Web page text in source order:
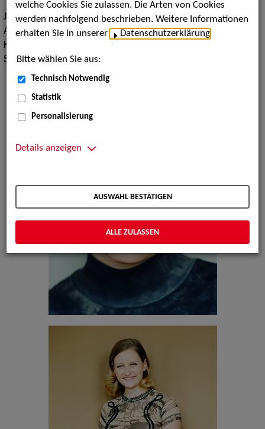
Jahrgang:1999
Augenfarbe:blau
Körpergröße:
Sprachen:Deutsch, Englisch
welche Cookies Sie zulassen. Die Arten von Cookies
werden nachfolgend beschrieben. Weitere Informationen
erhalten Sie in unserer
Datenschutzerklärung
Bitte wählen Sie aus:
Technisch Notwendig
Statistik
Personalisierung
Details anzeigen
AUSWAHL BESTÄTIGEN
ALLE ZULASSEN